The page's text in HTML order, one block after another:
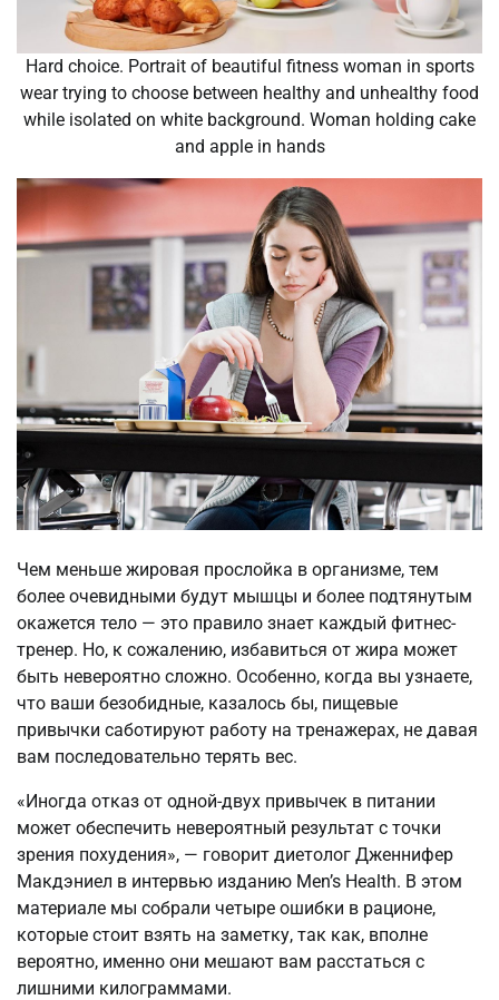
Hard choice. Portrait of beautiful fitness woman in sports
wear trying to choose between healthy and unhealthy food
while isolated on white background. Woman holding cake
and apple in hands
Чем меньше жировая прослойка в организме, тем
более очевидными будут мышцы и более подтянутым
окажется тело — это правило знает каждый фитнес-
тренер. Но, к сожалению, избавиться от жира может
быть невероятно сложно. Особенно, когда вы узнаете,
что ваши безобидные, казалось бы, пищевые
привычки саботируют работу на тренажерах, не давая
вам последовательно терять вес.
«Иногда отказ от одной-двух привычек в питании
может обеспечить невероятный результат с точки
зрения похудения», — говорит диетолог Дженнифер
Макдэниел в интервью изданию Men’s Health. В этом
материале мы собрали четыре ошибки в рационе,
которые стоит взять на заметку, так как, вполне
вероятно, именно они мешают вам расстаться с
лишними килограммами.